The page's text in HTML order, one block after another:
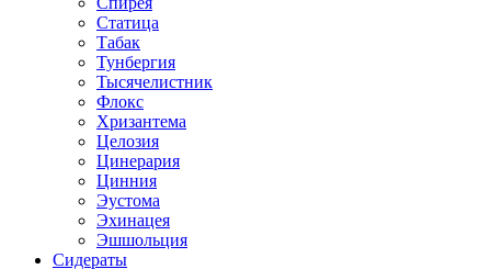
Статица
Табак
Тунбергия
Тысячелистник
Флокс
Хризантема
Целозия
Цинерария
Цинния
Эустома
Эхинацея
Эшшольция
Сидераты